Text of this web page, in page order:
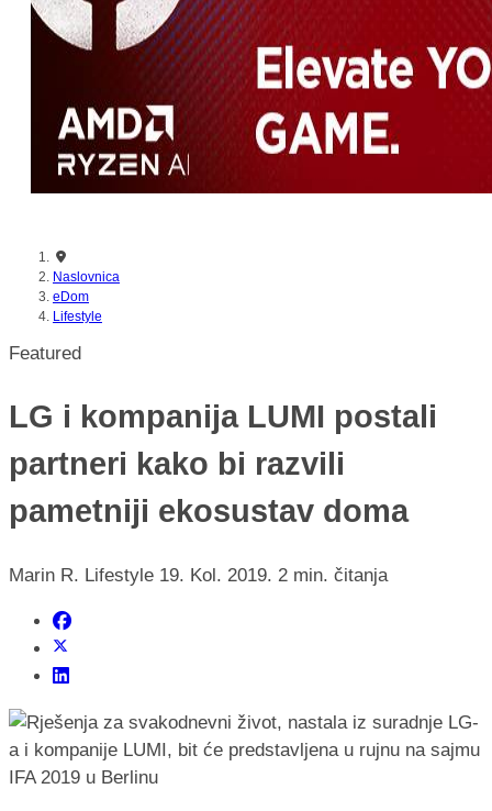
Naslovnica
eDom
Lifestyle
Featured
LG i kompanija LUMI postali
partneri kako bi razvili
pametniji ekosustav doma
Marin R. Lifestyle 19. Kol. 2019. 2 min. čitanja